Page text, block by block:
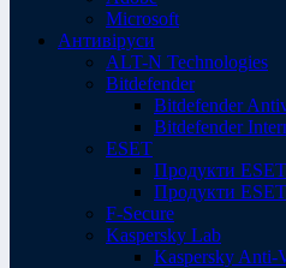
Microsoft
Антивіруси
ALT-N Technologies
Bitdefender
Bitdefender
Bitdefender
ESET
Продукти
Продукти ESET
F-Secure
Kaspersky Lab
Kaspersky Anti-